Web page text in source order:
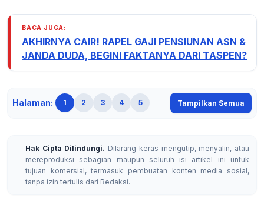
BACA JUGA:
AKHIRNYA CAIR! RAPEL GAJI PENSIUNAN ASN &
JANDA DUDA, BEGINI FAKTANYA DARI TASPEN?
Halaman: 1 2 3 4 5 Tampilkan Semua
Hak Cipta Dilindungi. Dilarang keras mengutip, menyalin, atau
mereproduksi sebagian maupun seluruh isi artikel ini untuk
tujuan komersial, termasuk pembuatan konten media sosial,
tanpa izin tertulis dari Redaksi.